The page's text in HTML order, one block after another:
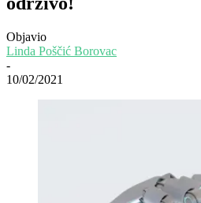
Objavio
Linda Poščić Borovac
-
10/02/2021